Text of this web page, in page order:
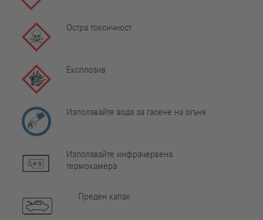
Остра токсичност
Експлозив
Използвайте вода за гасене на огъня
Използвайте инфрачервена
термокамера
Преден капак